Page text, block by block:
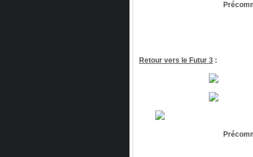
Retour vers le Futur 3 :